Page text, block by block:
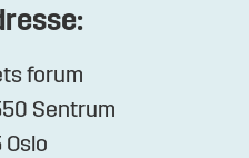
forum
Sentrum
Oslo